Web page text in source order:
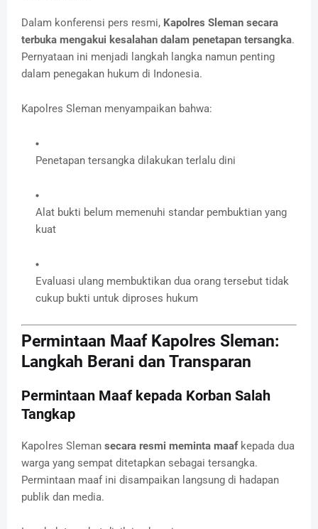
Dalam konferensi pers resmi, Kapolres Sleman secara
terbuka mengakui kesalahan dalam penetapan tersangka.
Pernyataan ini menjadi langkah langka namun penting
dalam penegakan hukum di Indonesia.
Kapolres Sleman menyampaikan bahwa:
Penetapan tersangka dilakukan terlalu dini
Alat bukti belum memenuhi standar pembuktian yang
kuat
Evaluasi ulang membuktikan dua orang tersebut tidak
cukup bukti untuk diproses hukum
Permintaan Maaf Kapolres Sleman:
Langkah Berani dan Transparan
Permintaan Maaf kepada Korban Salah
Tangkap
Kapolres Sleman secara resmi meminta maafkepada dua
warga yang sempat ditetapkan sebagai tersangka.
Permintaan maaf ini disampaikan langsung di hadapan
publik dan media.